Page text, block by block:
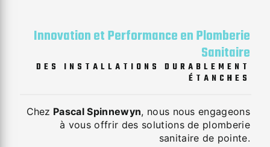
Innovation et Performance en Plomberie
Sanitaire
DES INSTALLATIONS DURABLEMENT
ÉTANCHES
Chez Pascal Spinnewyn, nous nous engageons
à vous offrir des solutions de plomberie
sanitaire de pointe.